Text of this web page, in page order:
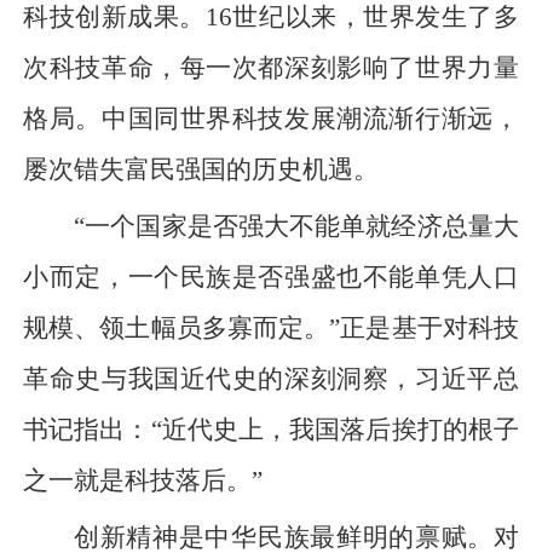
科技创新成果。16世纪以来，世界发生了多
次科技革命，每一次都深刻影响了世界力量
格局。中国同世界科技发展潮流渐行渐远，
屡次错失富民强国的历史机遇。
“一个国家是否强大不能单就经济总量大
小而定，一个民族是否强盛也不能单凭人口
规模、领土幅员多寡而定。”正是基于对科技
革命史与我国近代史的深刻洞察，习近平总
书记指出：“近代史上，我国落后挨打的根子
之一就是科技落后。”
创新精神是中华民族最鲜明的禀赋。对